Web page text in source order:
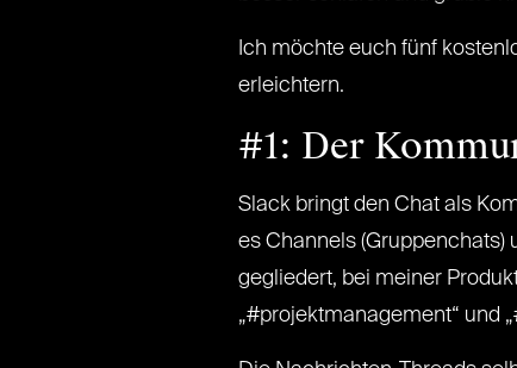
Ich möchte euch fünf
erleichtern.
#1: Der
Slack bringt den Chat als
es Channels
gegliedert, bei meiner
„#projektmanagement“ und